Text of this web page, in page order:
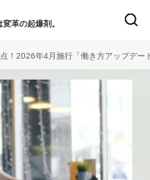
革の起爆剤。
ビュー
ース
オムニチャネル協会
！2026年4月施行「働き方アップデー